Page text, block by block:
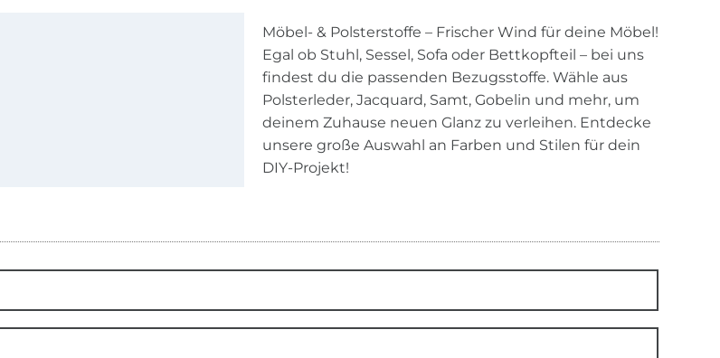
Möbel- & Polsterstoffe – Frischer Wind für deine Möbel!
Egal ob Stuhl, Sessel, Sofa oder Bettkopfteil – bei uns
findest du die passenden Bezugsstoffe. Wähle aus
Polsterleder, Jacquard, Samt, Gobelin und mehr, um
deinem Zuhause neuen Glanz zu verleihen. Entdecke
unsere große Auswahl an Farben und Stilen für dein
DIY-Projekt!